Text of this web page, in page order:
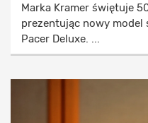
Marka Kramer świętuje
prezentując nowy model
Pacer Deluxe. ...